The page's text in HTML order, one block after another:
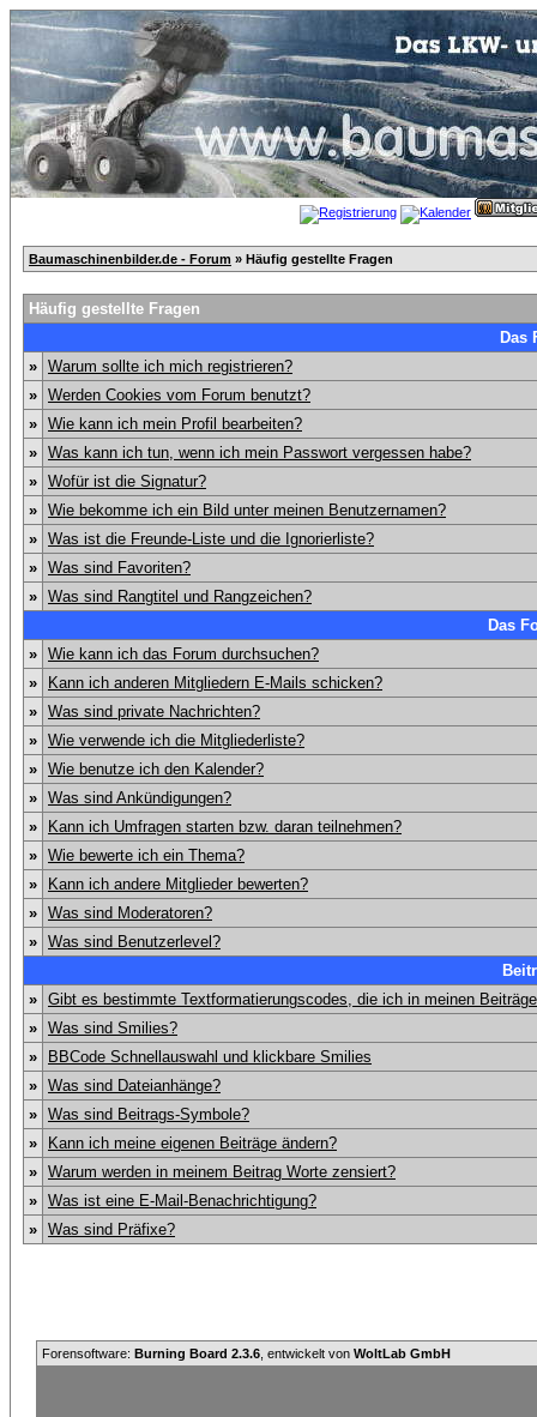
Baumaschinenbilder.de - Forum » Häufig gestellte Fragen
Häufig gestellte Fragen
Das
» Warum sollte ich mich registrieren?
» Werden Cookies vom Forum benutzt?
» Wie kann ich mein Profil bearbeiten?
» Was kann ich tun, wenn ich mein Passwort vergessen habe?
» Wofür ist die Signatur?
» Wie bekomme ich ein Bild unter meinen Benutzernamen?
» Was ist die Freunde-Liste und die Ignorierliste?
» Was sind Favoriten?
» Was sind Rangtitel und Rangzeichen?
Das
» Wie kann ich das Forum durchsuchen?
»
Kann ich anderen Mitgliedern E-Mails schicken?
» Was sind private Nachrichten?
» Wie verwende ich die Mitgliederliste?
» Wie benutze ich den Kalender?
» Was sind Ankündigungen?
»
Kann ich Umfragen starten bzw. daran teilnehmen?
» Wie bewerte ich ein Thema?
»
Kann ich andere Mitglieder bewerten?
» Was sind Moderatoren?
» Was sind Benutzerlevel?
» Gibt es bestimmte Textformatierungscodes, die ich in meinen
» Was sind Smilies?
»
BBCode Schnellauswahl und klickbare Smilies
» Was sind Dateianhänge?
» Was sind Beitrags-Symbole?
»
Kann ich meine eigenen Beiträge ändern?
» Warum werden in meinem Beitrag Worte zensiert?
» Was ist eine E-Mail-Benachrichtigung?
» Was sind Präfixe?
Forensoftware: Burning Board 2.3.6 , entwickelt von WoltLab GmbH